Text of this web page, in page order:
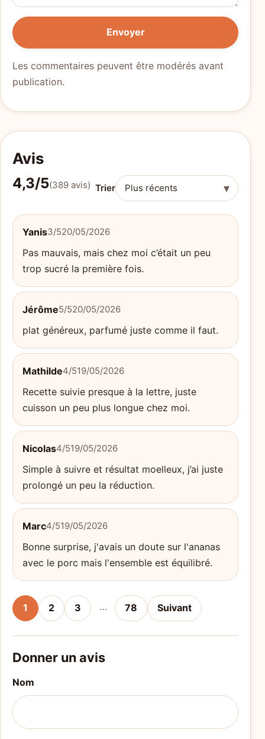
Envoyer
Les commentaires peuvent être modérés avant
publication.
Avis
4,3/5(389 avis) Trier ▾
Yanis3/520/05/2026
Pas mauvais, mais chez moi c’était un peu
trop sucré la première fois.
Jérôme5/520/05/2026
plat généreux, parfumé juste comme il faut.
Mathilde4/519/05/2026
Recette suivie presque à la lettre, juste
cuisson un peu plus longue chez moi.
Nicolas4/519/05/2026
Simple à suivre et résultat moelleux, j’ai juste
prolongé un peu la réduction.
Marc4/519/05/2026
Bonne surprise, j'avais un doute sur l'ananas
avec le porc mais l'ensemble est équilibré.
1 2 3 … 78 Suivant
Donner un avis
Nom